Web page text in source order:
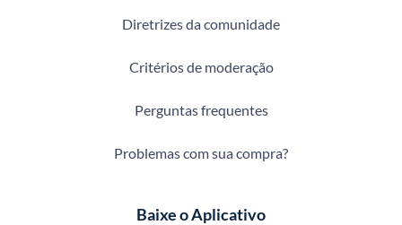
Diretrizes da comunidade
Critérios de moderação
Perguntas frequentes
Problemas com sua compra?
Baixe o Aplicativo